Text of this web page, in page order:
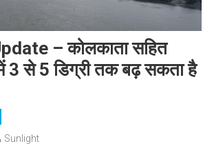
– कोलकाता सहित
3 से 5 डिग्री तक बढ़ सकता है
Sunlight